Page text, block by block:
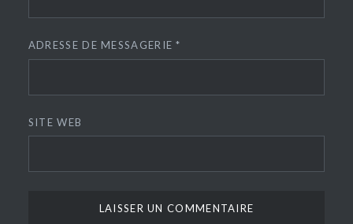
ADRESSE DE MESSAGERIE*
SITE WEB